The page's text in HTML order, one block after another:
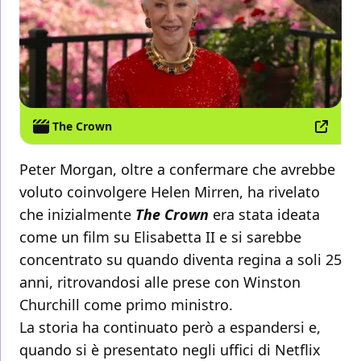
The Crown
Peter Morgan, oltre a confermare che avrebbe
voluto coinvolgere Helen Mirren, ha rivelato
che inizialmente The Crown era stata ideata
come un film su Elisabetta II e si sarebbe
concentrato su quando diventa regina a soli 25
anni, ritrovandosi alle prese con Winston
Churchill come primo ministro.
La storia ha continuato però a espandersi e,
quando si è presentato negli uffici di Netflix